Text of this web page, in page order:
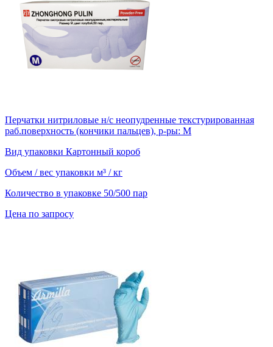
Перчатки нитриловые н/с неопудренные текстурированная
раб.поверхность (кончики пальцев), р-ры: M
Вид упаковки Картонный короб
Объем / вес упаковки м³ / кг
Количество в упаковке 50/500 пар
Цена по запросу